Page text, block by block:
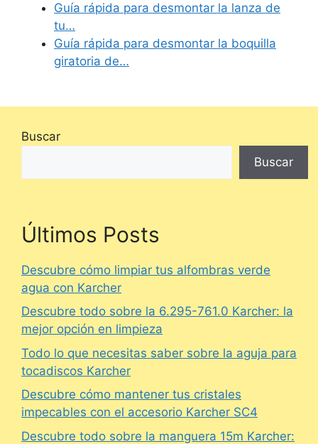
Guía rápida para desmontar la lanza de
tu…
Guía rápida para desmontar la boquilla
giratoria de…
Buscar
Buscar
Últimos Posts
Descubre cómo limpiar tus alfombras verde
agua con Karcher
Descubre todo sobre la 6.295-761.0 Karcher: la
mejor opción en limpieza
Todo lo que necesitas saber sobre la aguja para
tocadiscos Karcher
Descubre cómo mantener tus cristales
impecables con el accesorio Karcher SC4
Descubre todo sobre la manguera 15m Karcher: